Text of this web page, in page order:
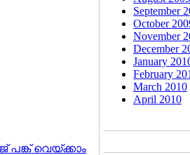
വെയ്ക്കാം
September
October
November
December
January
February
March 2010
April 2010